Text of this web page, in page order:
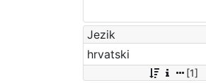
Jezik
hrvatski
[1]